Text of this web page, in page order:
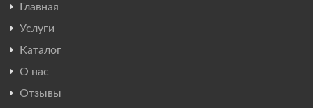
Главная
Услуги
Каталог
О нас
Отзывы